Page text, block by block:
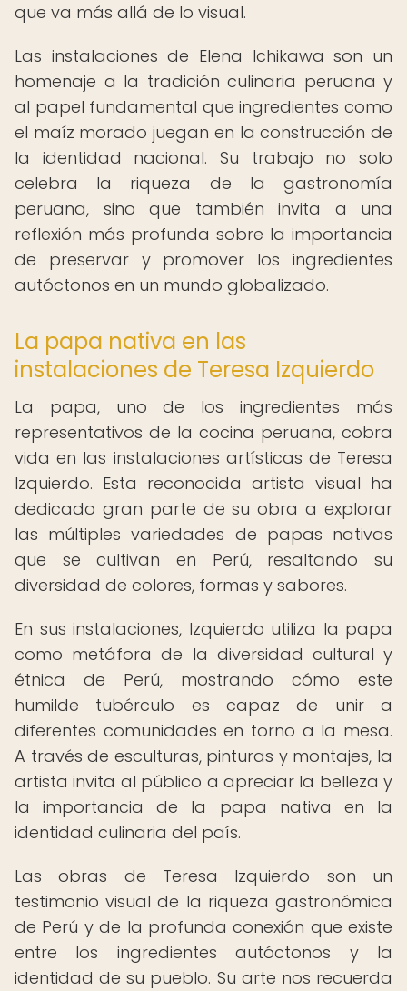
que va más allá de lo visual.
Las instalaciones de Elena Ichikawa son un
homenaje a la tradición culinaria peruana y
al papel fundamental que ingredientes como
el maíz morado juegan en la construcción de
la identidad nacional. Su trabajo no solo
celebra la riqueza de la gastronomía
peruana, sino que también invita a una
reflexión más profunda sobre la importancia
de preservar y promover los ingredientes
autóctonos en un mundo globalizado.
La papa nativa en las
instalaciones de Teresa Izquierdo
La papa, uno de los ingredientes más
representativos de la cocina peruana, cobra
vida en las instalaciones artísticas de Teresa
Izquierdo. Esta reconocida artista visual ha
dedicado gran parte de su obra a explorar
las múltiples variedades de papas nativas
que se cultivan en Perú, resaltando su
diversidad de colores, formas y sabores.
En sus instalaciones, Izquierdo utiliza la papa
como metáfora de la diversidad cultural y
étnica de Perú, mostrando cómo este
humilde tubérculo es capaz de unir a
diferentes comunidades en torno a la mesa.
A través de esculturas, pinturas y montajes, la
artista invita al público a apreciar la belleza y
la importancia de la papa nativa en la
identidad culinaria del país.
Las obras de Teresa Izquierdo son un
testimonio visual de la riqueza gastronómica
de Perú y de la profunda conexión que existe
entre los ingredientes autóctonos y la
identidad de su pueblo. Su arte nos recuerda